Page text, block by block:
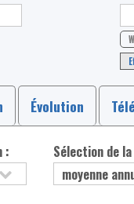
Évolution
: Sélection de